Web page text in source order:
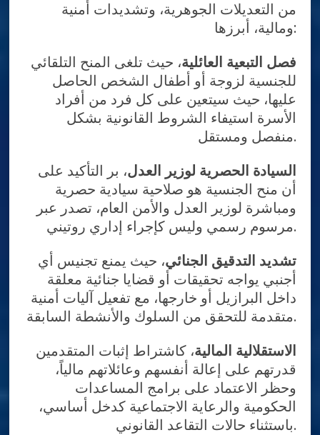
من التعديلات الجوهرية، وتشديدات أمنية
ومالية، أبرزها:
فصل التبعية العائلية، حيث تلغى المنح التلقائي
للجنسية لزوجة أو أطفال الشخص الحاصل
عليها، حيث سيتعين على كل فرد من أفراد
الأسرة استيفاء الشروط القانونية بشكل
منفصل ومستقل.
السيادة الحصرية لوزير العدل، بر التأكيد على
أن منح الجنسية هو صلاحية سيادية حصرية
ومباشرة لوزير العدل والأمن العام، تصدر عبر
مرسوم رسمي وليس كإجراء إداري روتيني.
تشديد التدقيق الجنائي، حيث يمنع تجنيس أي
أجنبي يواجه تحقيقات أو قضايا جنائية معلقة
داخل البرازيل أو خارجها، مع تفعيل آليات أمنية
متقدمة للتحقق من السلوك والأنشطة السابقة.
الاستقلالية المالية، كاشتراط إثبات المتقدمين
قدرتهم على إعالة أنفسهم وعائلاتهم مالياً،
وحظر الاعتماد على برامج المساعدات
الحكومية والرعاية الاجتماعية كدخل أساسي،
باستثناء حالات التقاعد القانوني.